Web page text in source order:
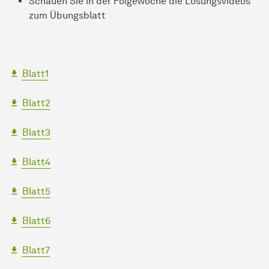
zum Übungsblatt
Blatt1
Blatt2
Blatt3
Blatt4
Blatt5
Blatt6
Blatt7